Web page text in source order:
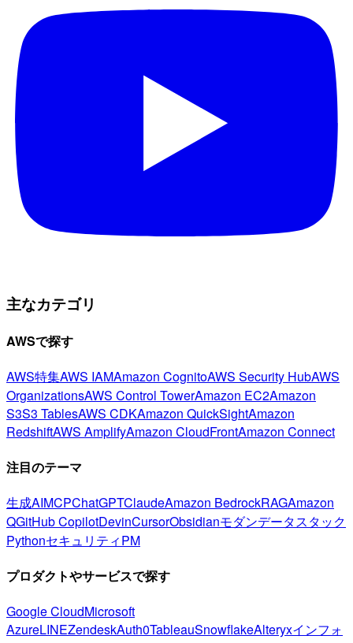
主なカテゴリ
AWSで探す
AWS特集AWS IAMAmazon CognitoAWS Security HubAWS
OrganizationsAWS Control TowerAmazon EC2Amazon
S3S3 TablesAWS CDKAmazon QuickSightAmazon
RedshiftAWS AmplifyAmazon CloudFrontAmazon Connect
注目のテーマ
生成AIMCPChatGPTClaudeAmazon BedrockRAGAmazon
QGitHub CopilotDevinCursorObsidianモダンデータスタック
PythonセキュリティPM
プロダクトやサービスで探す
Google CloudMicrosoft
AzureLINEZendeskAuth0TableauSnowflakeAlteryxインフォ